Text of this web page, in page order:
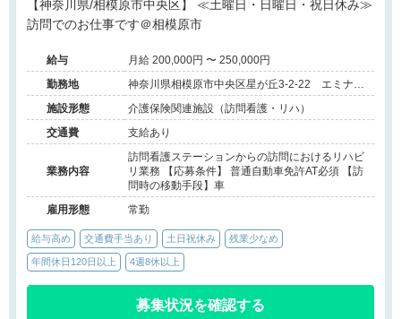
【神奈川県/相模原市中央区】 ≪土曜日・日曜日・祝日休み≫
訪問でのお仕事です＠相模原市
給与
月給 200,000円 〜 250,000円
勤務地
神奈川県相模原市中央区星が丘3-2-22 エミナス
星が丘1F
施設形態
介護保険関連施設（訪問看護・リハ）
交通費
支給あり
業務内容
訪問看護ステーションからの訪問におけるリハビ
リ業務 【応募条件】 普通自動車免許AT必須 【訪
問時の移動手段】車
雇用形態
常勤
給与高め 交通費手当あり 土日祝休み 残業少なめ
年間休日120日以上 4週8休以上
募集状況を確認する